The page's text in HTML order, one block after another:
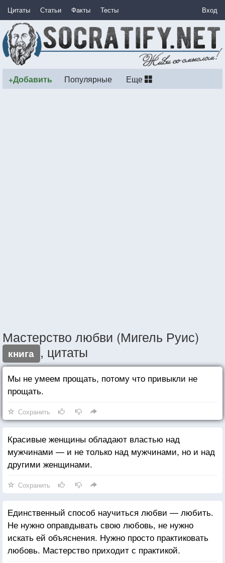
Цитаты Статьи Факты Тесты Вход
+Добавить Популярные Еще
Мастерство любви (Мигель Руис)
книга , цитаты
Мы не умеем прощать, потому что привыкли не
прощать.
Сохранить
Красивые женщины обладают властью над
мужчинами — и не только над мужчинами, но и над
другими женщинами.
Сохранить
Единственный способ научиться любви — любить.
Не нужно оправдывать свою любовь, не нужно
искать ей объяснения. Нужно просто практиковать
любовь. Мастерство приходит с практикой.